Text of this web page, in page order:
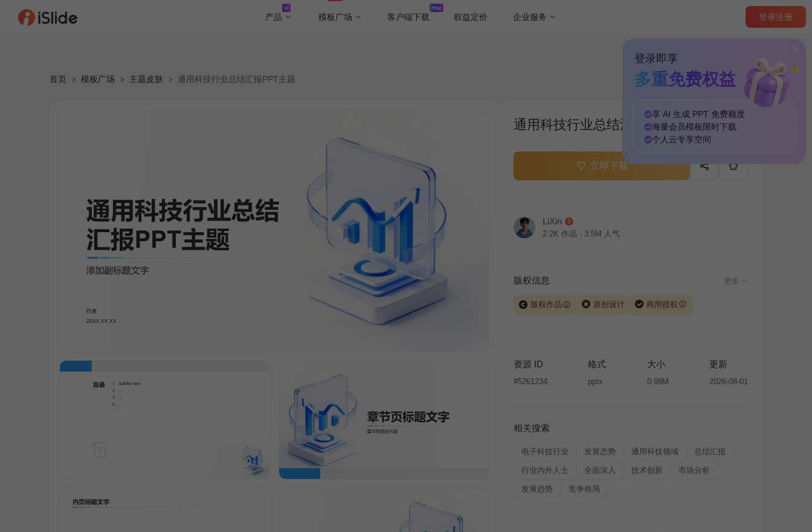
产品 模板广场 客户端下载 权益定价 企业服务 登录注册
登录即享
多重免费权益
享 AI 生成 PPT 免费额度
海量会员模板 限时下载
个人云专享空间
首页 模板广场 主题皮肤 通用科技行业总结汇报PPT主题
通用科技行业总结汇报PPT主题
立即下载
LiXin
2.2K 作品 3.5M 人气
版权信息 更多
版权作品 原创设计 商用授权
让、出售或出租，未经投权许可任何人不得擅自转载和分发，否则
将接照我国著作权法的相关规定承担相应法律责任。
资源 ID
#5261234
格式
pptx
大小
0.98M
更新
2026-08-01
相关搜索
电子科技行业 发展态势 通用科技领域 总结汇报
行业内外人士 全面深入 技术创新 市场分析
发展趋势 竞争格局